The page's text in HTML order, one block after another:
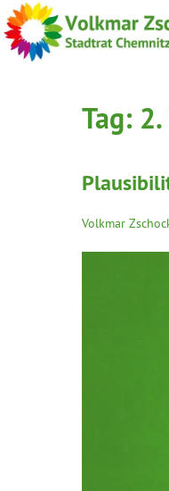
Tag:
Volkmar